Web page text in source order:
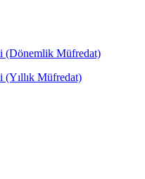
(Dönemlik Müfredat)
Müfredat)